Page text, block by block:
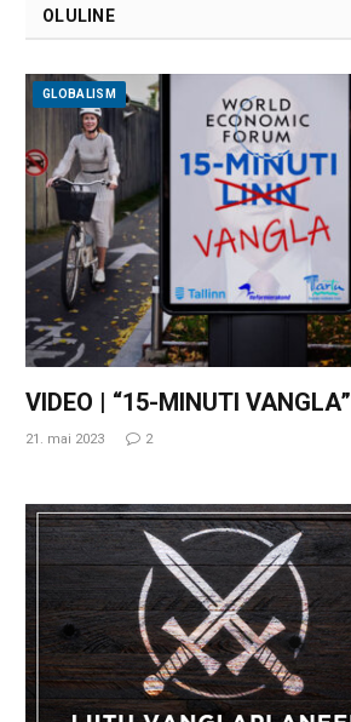
OLULINE
GLOBALISM
VIDEO | “15-MINUTI VANGLA”
21. mai 2023 2